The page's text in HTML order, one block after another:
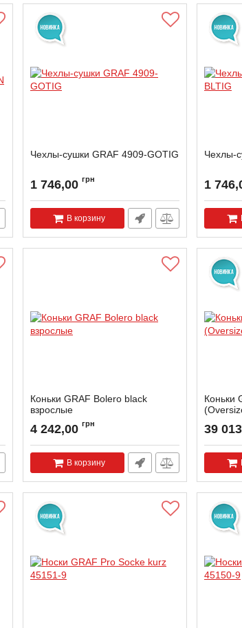
Чехлы-сушки GRAF 4909-GOTIG
1 746,00 грн
В корзину
Чехлы-
1
Коньки GRAF Bolero black
взрослые
BOLERO-MB-41
4 242,00 грн
В корзину
Коньки
39